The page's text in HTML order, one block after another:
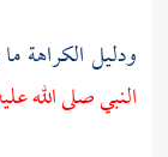
ودليل الكراهة
النبي صلى الله